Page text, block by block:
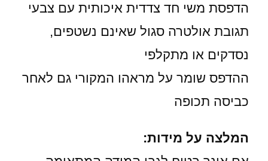
הדפסת משי חד צדדית איכותית עם צבעי
תגובת אולטרה סגול שאינם נשטפים,
נסדקים או מתקלפי
ההדפס שומר על מראהו המקורי גם לאחר
כביסה תכופה
המלצה על מידות: